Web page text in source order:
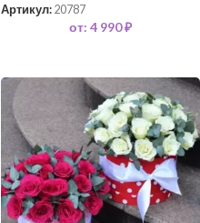
Артикул: 20787
от: 4 990₽